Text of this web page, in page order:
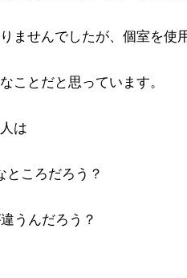
ませんでしたが、個室を使
ことだと思っています。
は
ところだろう？
うんだろう？